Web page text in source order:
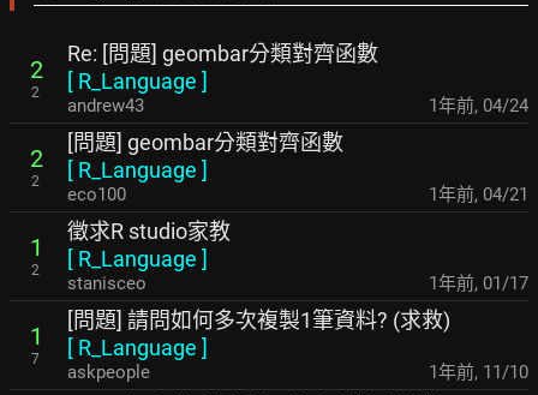
2
2
Re: [問題] geombar分類對齊函數
[ R_Language ]
andrew43 1年前, 04/24
2
2
[問題] geombar分類對齊函數
[ R_Language ]
eco100 1年前, 04/21
1
2
徵求R studio家教
[ R_Language ]
stanisceo 1年前, 01/17
1
7
[問題] 請問如何多次複製1筆資料? (求救)
[ R_Language ]
askpeople 1年前, 11/10